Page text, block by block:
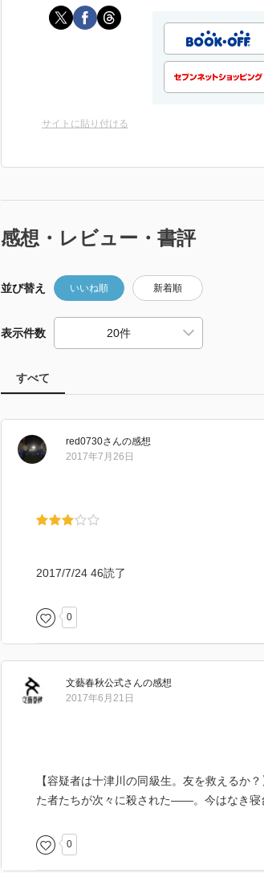
サイトに貼り付ける
感想・レビュー・書評
並び替え いいね順 新着順
表示件数
すべて
red0730さんの感想
2017年7月26日
2017/7/24 46読了
0
文藝春秋公式さんの感想
2017年6月21日
【容疑者は十津川の同級生。友を救えるか
た者たちが次々に殺された――。今はなき寝
0